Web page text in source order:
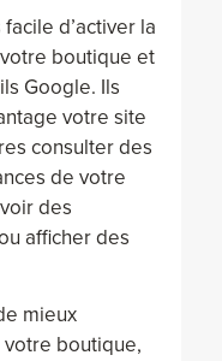
d’activer la
boutique et
Google. Ils
votre site
consulter des
de votre
des
afficher des
mieux
boutique,